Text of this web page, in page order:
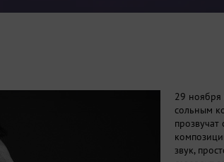
29 ноября
сольным
прозвучат
звук,